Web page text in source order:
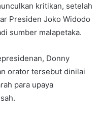
kritikan, setelah
Presiden Joko Widodo
sumber malapetaka.
Donny
orator tersebut dinilai
para upaya